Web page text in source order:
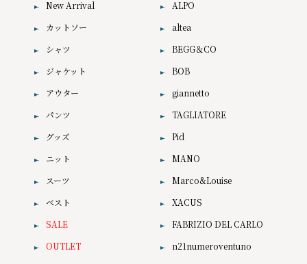
New Arrival
カットソー
シャツ
ジャケット
アウター
パンツ
グッズ
ニット
スーツ
ベスト
SALE
OUTLET
ALPO
altea
BEGG＆CO
BOB
giannetto
TAGLIATORE
Pid
MANO
Marco&Louise
XACUS
FABRIZIO DEL CARLO
n21numeroventuno